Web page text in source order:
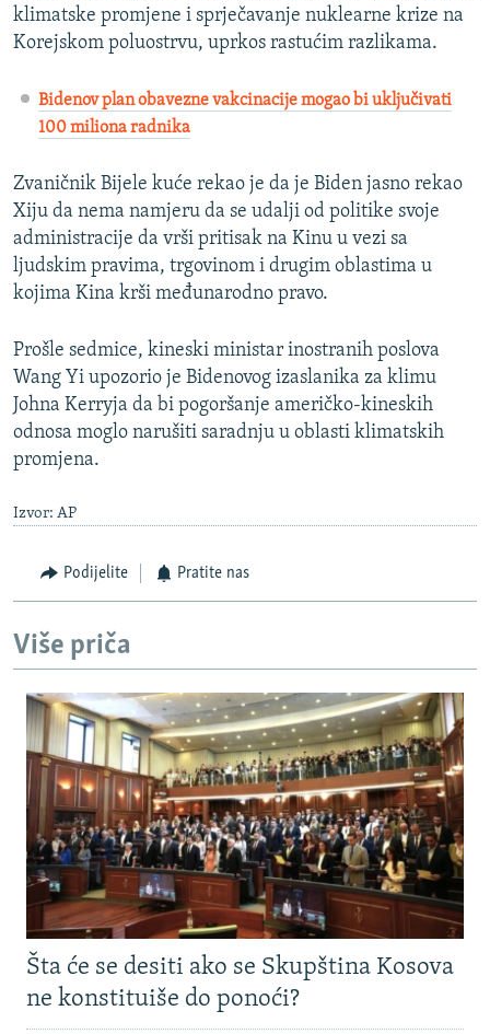
klimatske promjene i sprječavanje nuklearne krize na
Korejskom poluostrvu, uprkos rastućim razlikama.
Bidenov plan obavezne vakcinacije mogao bi uključivati
100 miliona radnika
Zvaničnik Bijele kuće rekao je da je Biden jasno rekao
Xiju da nema namjeru da se udalji od politike svoje
administracije da vrši pritisak na Kinu u vezi sa
ljudskim pravima, trgovinom i drugim oblastima u
kojima Kina krši međunarodno pravo.
Prošle sedmice, kineski ministar inostranih poslova
Wang Yi upozorio je Bidenovog izaslanika za klimu
Johna Kerryja da bi pogoršanje američko-kineskih
odnosa moglo narušiti saradnju u oblasti klimatskih
promjena.
Izvor: AP
Podijelite Pratite nas
Više priča
Šta će se desiti ako se Skupština Kosova
ne konstituiše do ponoći?